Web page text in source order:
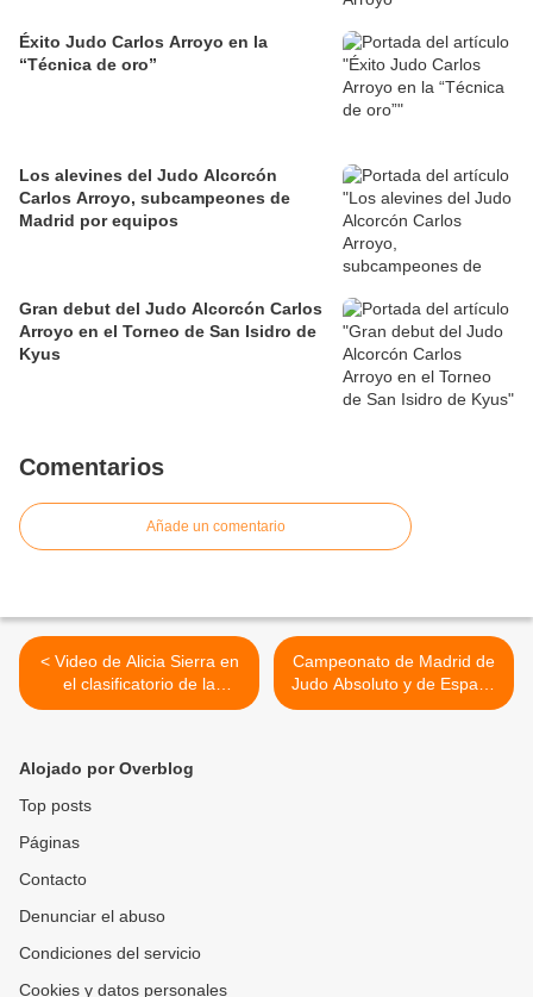
Éxito Judo Carlos Arroyo en la
“Técnica de oro”
Los alevines del Judo Alcorcón
Carlos Arroyo, subcampeones de
Madrid por equipos
Gran debut del Judo Alcorcón Carlos
Arroyo en el Torneo de San Isidro de
Kyus
Comentarios
Añade un comentario
< Video de Alicia Sierra en
el clasificatorio de la
comunidad de Madrid
Campeonato de Madrid de
Judo Absoluto y de España
>
Alojado por Overblog
Top posts
Páginas
Contacto
Denunciar el abuso
Condiciones del servicio
Cookies y datos personales